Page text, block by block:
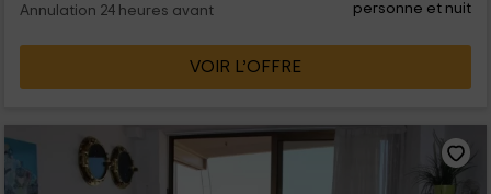
Annulation 24 heures avant personne et nuit
VOIR L’OFFRE